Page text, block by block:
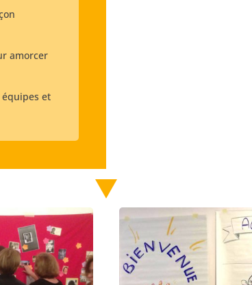
amorcer
et